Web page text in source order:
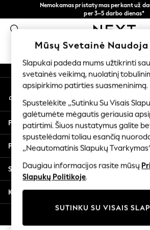
Nemokamas pristatymas perkant už
per 3–5 darbo dienas*
Dabar galite apsipirkti lietuvių
MOKYKLINĖ APRANGA
SCHOOLWEAR
All Boys Schoolwear
Shoes
Trousers
Shorts
Shirts
Polo Shirts
Sweatshirts & Jumpers
Coats & Jackets
Underwear
Multipacks
All Boys Sport & Swimwear
An error occurred on client
Mūsų socialiniai
Mano paskyra
Prisijunkite prie savo paskyros
Pagalba
Privatumas ir teisinė informacija
Skyriai
Kitos paslaugos
Mūsų Svetainė
Slapukai padeda mums užtikrinti
svetainės veikimą, nuolatinį
apsipirkimo patirties suasmeninimą.
Spustelėkite „Sutinku Su Visais
galėtumėte mėgautis geriausia
patirtimi. Šiuos nustatymus galite
spustelėdami toliau esančią
„Neautomatinis Slapukų
Daugiau informacijos rasite mūsų
Slapukų Politikoje.
SUTINKU SU VISAIS